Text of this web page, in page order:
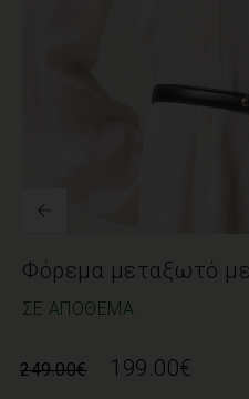
Φόρεμα μεταξωτό
ΣΕ ΑΠΌΘΕΜΑ
249.00€ 199.00€